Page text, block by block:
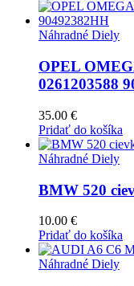
Náhradné Diely
OPEL
0261203588
35.00 €
Pridať do košíka
Náhradné Diely
BMW 520
10.00 €
Pridať do košíka
Náhradné Diely